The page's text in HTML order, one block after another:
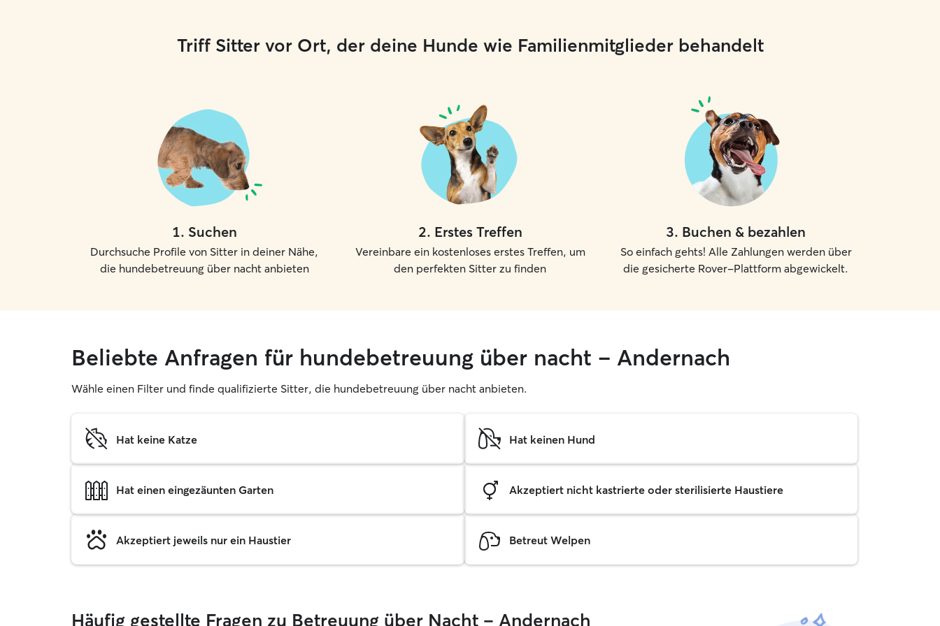
Selbstverständlichkeit. Ich versorge Ihre Tiere
Triff Sitter vor Ort, der deine Hunde wie Familienmitglieder behandelt
1. Suchen
Durchsuche Profile von Sitter in deiner Nähe,
die hundebetreuung über nacht anbieten
2. Erstes Treffen
Vereinbare ein kostenloses erstes Treffen, um
den perfekten Sitter zu finden
3. Buchen & bezahlen
So einfach gehts! Alle Zahlungen werden über
die gesicherte Rover-Plattform abgewickelt.
Beliebte Anfragen für hundebetreuung über nacht – Andernach
Wähle einen Filter und finde qualifizierte Sitter, die hundebetreuung über nacht anbieten.
Hat keine Katze Hat keinen Hund
Hat einen eingezäunten Garten Akzeptiert nicht kastrierte oder sterilisierte Haustiere
Akzeptiert jeweils nur ein Haustier Betreut Welpen
Häufig gestellte Fragen zu Betreuung über Nacht – Andernach